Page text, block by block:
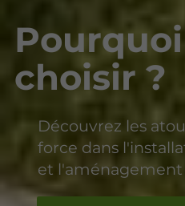
choisir ?
Découvrez les
force dans
et l'aménagement